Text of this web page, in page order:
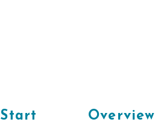
Start Overview